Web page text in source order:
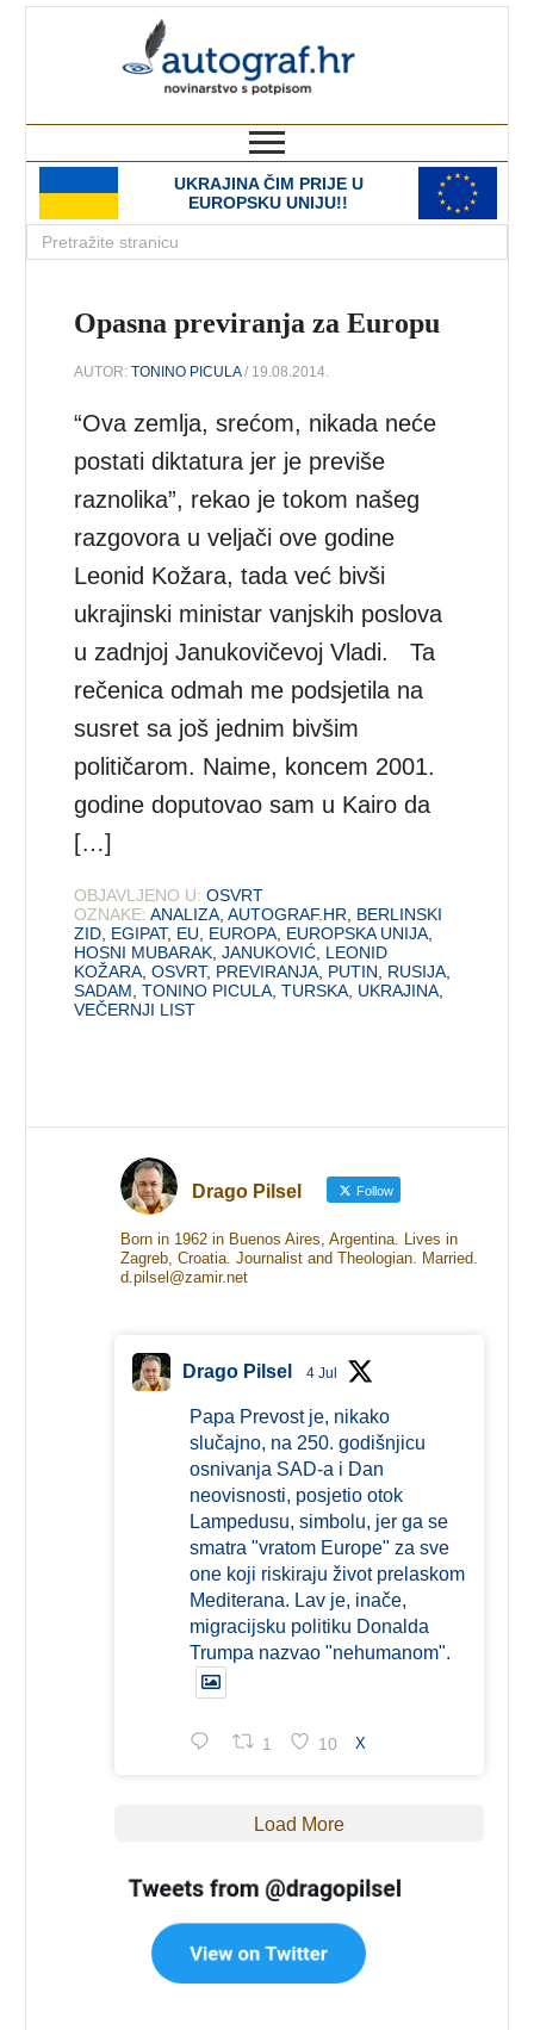
UKRAJINA ČIM PRIJE U
EUROPSKU UNIJU!!
Opasna previranja za Europu
AUTOR:TONINO PICULA/ 19.08.2014.
“Ova zemlja, srećom, nikada neće
postati diktatura jer je previše
raznolika”, rekao je tokom našeg
razgovora u veljači ove godine
Leonid Kožara, tada već bivši
ukrajinski ministar vanjskih poslova
u zadnjoj Janukovičevoj Vladi. Ta
rečenica odmah me podsjetila na
susret sa još jednim bivšim
političarom. Naime, koncem 2001.
godine doputovao sam u Kairo da
[…]
OBJAVLJENO U: OSVRT
OZNAKE: ANALIZA ,AUTOGRAF.HR
BERLINSKI
ZID EGIPAT, EU EUROPA EUROPSKA UNIJA
HOSNI MUBARAK ,JANUKOVIĆ LEONID
KOŽARA ,OSVRT, PREVIRANJA PUTIN RUSIJA
SADAM ,TONINO PICULA ,TURSKA UKRAJINA
VEČERNJI LIST
Drago Pilsel Follow
Born in 1962 in Buenos Aires, Argentina. Lives in
Zagreb, Croatia. Journalist and Theologian. Married.
d.pilsel@zamir.net
Drago Pilsel 4 Jul
Papa Prevost je, nikako
slučajno, na 250. godišnjicu
osnivanja SAD-a i Dan
neovisnosti, posjetio otok
Lampedusu, simbolu, jer ga se
smatra "vratom Europe" za sve
one koji riskiraju život prelaskom
Mediterana. Lav je, inače,
migracijsku politiku Donalda
Trumpa nazvao "nehumanom".
1 10 X
Load More